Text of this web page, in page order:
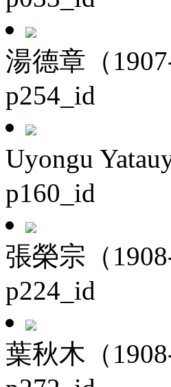
湯德章（
p254_id
Uyongu
p160_id
張榮宗（
p224_id
葉秋木（